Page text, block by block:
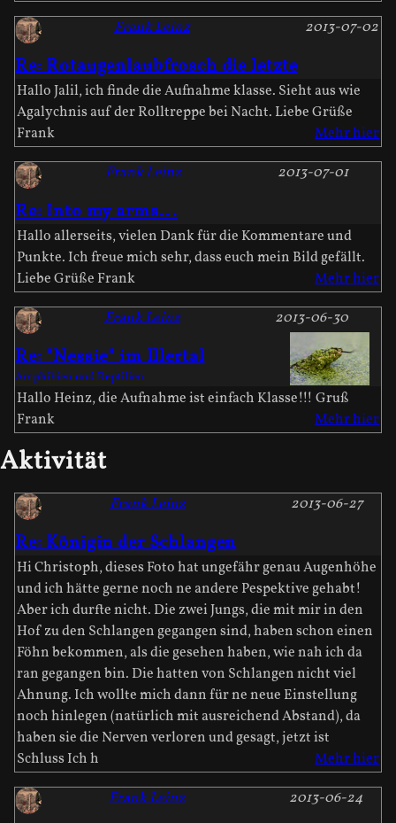
Re: Rotaugenlaubfrosch die letzte
2013-07-02
Frank Leinz
Hallo Jalil, ich finde die Aufnahme klasse. Sieht aus wie
Agalychnis auf der Rolltreppe bei Nacht. Liebe Grüße
Frank
Mehr hier
Re: Into my arms...
2013-07-01
Frank Leinz
Hallo allerseits, vielen Dank für die Kommentare und
Punkte. Ich freue mich sehr, dass euch mein Bild gefällt.
Liebe Grüße Frank
Mehr hier
Re: "Nessie" im Illertal
2013-06-30
Frank Leinz
Amphibien und Reptilien
Hallo Heinz, die Aufnahme ist einfach Klasse!!! Gruß
Frank
Mehr hier
Aktivität
Re: Königin der Schlangen
2013-06-27
Frank Leinz
Hi Christoph, dieses Foto hat ungefähr genau Augenhöhe
und ich hätte gerne noch ne andere Pespektive gehabt!
Aber ich durfte nicht. Die zwei Jungs, die mit mir in den
Hof zu den Schlangen gegangen sind, haben schon einen
Föhn bekommen, als die gesehen haben, wie nah ich da
ran gegangen bin. Die hatten von Schlangen nicht viel
Ahnung. Ich wollte mich dann für ne neue Einstellung
noch hinlegen (natürlich mit ausreichend Abstand), da
haben sie die Nerven verloren und gesagt, jetzt ist
Schluss Ich h
Mehr hier
2013-06-24
Frank Leinz